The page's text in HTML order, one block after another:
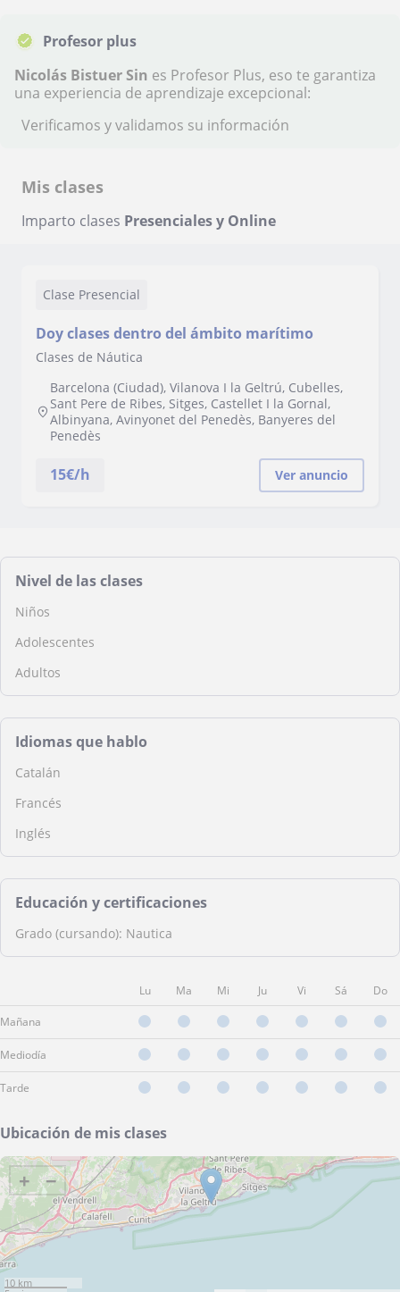
Profesor plus
Nicolás Bistuer Sin es Profesor Plus, eso te garantiza
una experiencia de aprendizaje excepcional:
Verificamos y validamos su información
Mis clases
Imparto clases Presenciales y Online
Clase Presencial
Doy clases dentro del ámbito marítimo
Clases de Náutica
Barcelona (Ciudad), Vilanova I la Geltrú, Cubelles,
Sant Pere de Ribes, Sitges, Castellet I la Gornal,
Albinyana, Avinyonet del Penedès, Banyeres del
Penedès
15€/h Ver anuncio
Nivel de las clases
Niños
Adolescentes
Adultos
Idiomas que hablo
Catalán
Francés
Inglés
Educación y certificaciones
Grado (cursando): Nautica
Lu Ma Mi Ju Vi Sá Do
Mañana
Mediodía
Tarde
Ubicación de mis clases
+ −
10 km